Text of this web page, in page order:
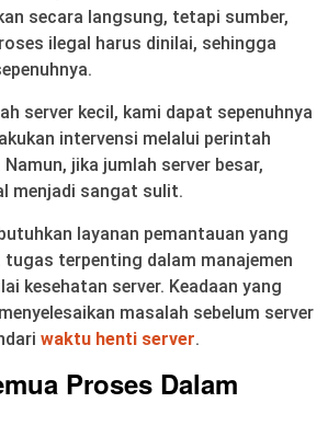
secara langsung, tetapi sumber,
ilegal harus dinilai, sehingga
server kecil, kami dapat sepenuhnya
intervensi melalui perintah
jika jumlah server besar,
menjadi sangat sulit.
layanan pemantauan yang
tugas terpenting dalam manajemen
kesehatan server. Keadaan yang
masalah sebelum server
waktu henti server.
Proses Dalam